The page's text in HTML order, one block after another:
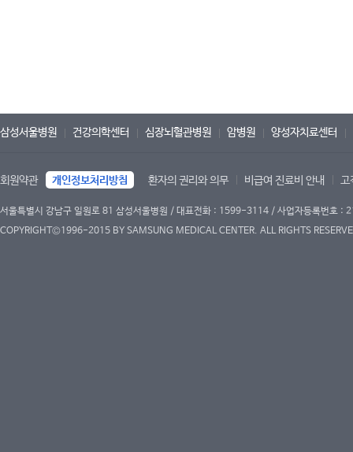
삼성서울병원 건강의학센터 심장뇌혈관병원 암병원 양성자치료센터
회원약관 개인정보처리방침 환자의 권리와 의무 비급여 진료비 안내 고
서울특별시 강남구 일원로 81 삼성서울병원 / 대표전화 : 1599-3114 / 사업자등록번호
COPYRIGHT©1996-2015 BY SAMSUNG MEDICAL CENTER. ALL RIGHTS